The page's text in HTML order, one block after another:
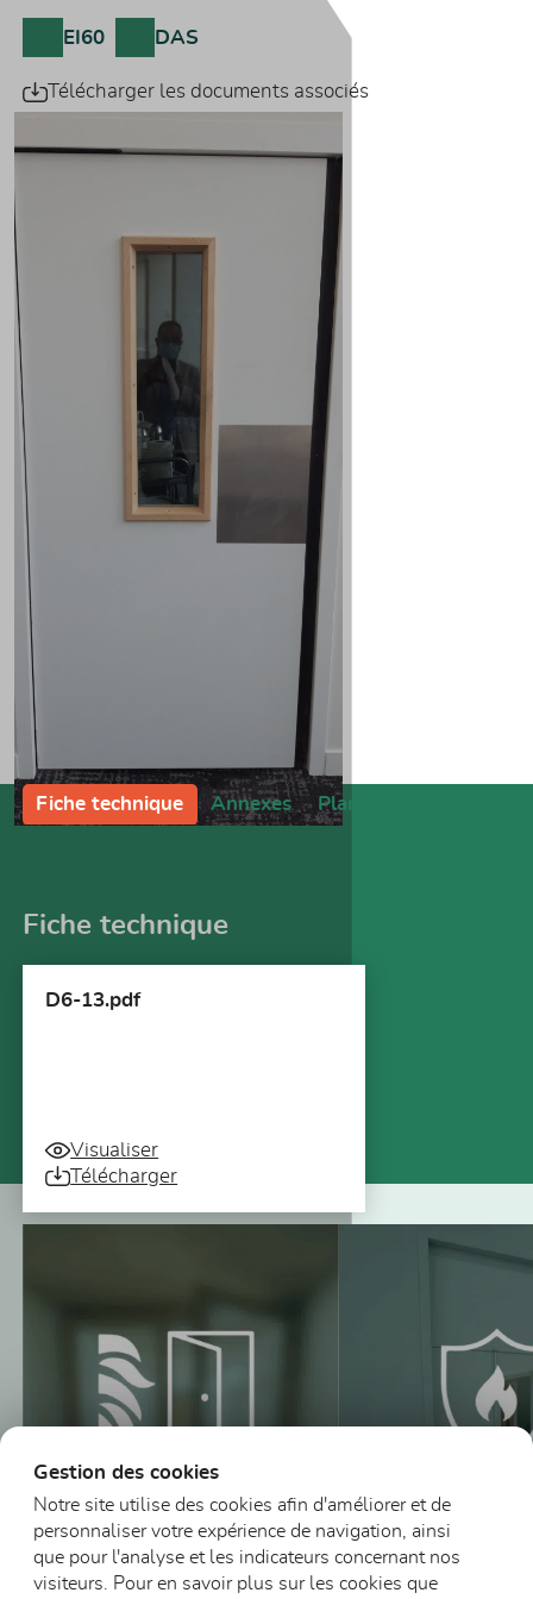
EI60 DAS
Télécharger les documents associés
Fiche technique Annexes Plans
Fiche technique
D6-13.pdf
Visualiser
Télécharger
Gestion des cookies
Notre site utilise des cookies afin d'améliorer et de
personnaliser votre expérience de navigation, ainsi
que pour l'analyse et les indicateurs concernant nos
visiteurs. Pour en savoir plus sur les cookies que